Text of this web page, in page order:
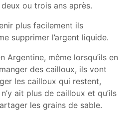
deux ou trois ans après.
plus facilement ils
supprimer l’argent liquide.
Argentine, même lorsqu’ils en
des cailloux, ils vont
les cailloux qui restent,
n’y ait plus de cailloux et qu’ils
les grains de sable.